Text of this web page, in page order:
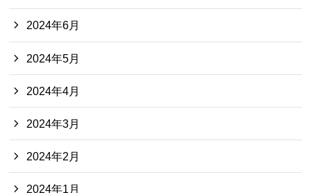
2024年6月
2024年5月
2024年4月
2024年3月
2024年2月
2024年1月